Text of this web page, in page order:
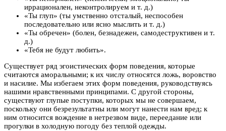
иррационален, неконтролируем и т. д.)
«Ты глуп» (ты умственно отсталый, неспособен
последовательно или ясно мыслить и т. д.)
«Ты обречен» (болен, безнадежен, самодеструктивен и т.
д.)
«Тебя не будут любить».
Существует ряд эгоистических форм поведения, которые
считаются аморальными; к их числу относятся ложь, воровство
и насилие. Мы избегаем этих форм поведения, руководствуясь
нашими нравственными принципами. С другой стороны,
существуют глупые поступки, которых мы не совершаем,
поскольку они безрезультатны или могут нанести нам вред; к
ним относится вождение в нетрезвом виде, переедание или
прогулки в холодную погоду без теплой одежды.